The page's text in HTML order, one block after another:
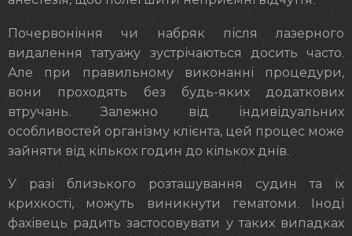
Почервоніння чи набряк після лазерного
видалення татуажу зустрічаються досить часто.
Але при правильному виконанні процедури,
вони проходять без будь-яких додаткових
втручань. Залежно від індивідуальних
особливостей організму клієнта, цей процес може
зайняти від кількох годин до кількох днів.
У разі близького розташування судин та їх
крихкості, можуть виникнути гематоми. Іноді
фахівець радить застосовувати у таких випадках